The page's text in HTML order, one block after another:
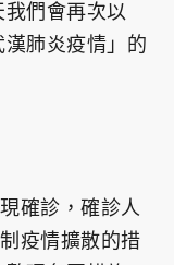
們會再次以
漢肺炎疫情」的
確診，確診人
疫情擴散的措